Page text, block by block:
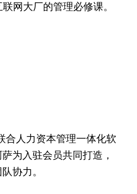
网大厂的管理必修课。
合人力资本管理一体化软
为入驻会员共同打造，
协力。